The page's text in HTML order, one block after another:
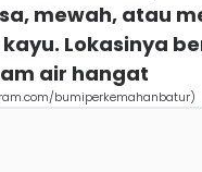
mewah, atau
Lokasinya
air hangat
bumiperkemahanbatur)